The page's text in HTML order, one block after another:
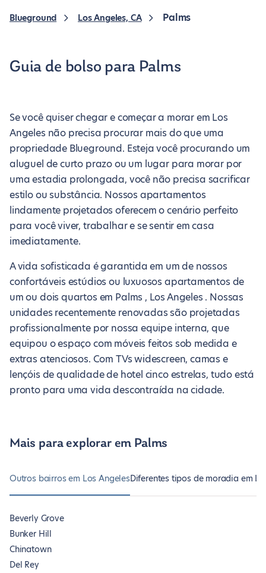
Blueground Los Angeles, CA Palms
Guia de bolso para Palms
Se você quiser chegar e começar a morar em Los
Angeles não precisa procurar mais do que uma
propriedade Blueground. Esteja você procurando um
aluguel de curto prazo ou um lugar para morar por
uma estadia prolongada, você não precisa sacrificar
estilo ou substância. Nossos apartamentos
lindamente projetados oferecem o cenário perfeito
para você viver, trabalhar e se sentir em casa
imediatamente.
A vida sofisticada é garantida em um de nossos
confortáveis estúdios ou luxuosos apartamentos de
um ou dois quartos em Palms , Los Angeles . Nossas
unidades recentemente renovadas são projetadas
profissionalmente por nossa equipe interna, que
equipou o espaço com móveis feitos sob medida e
extras atenciosos. Com TVs widescreen, camas e
lençóis de qualidade de hotel cinco estrelas, tudo está
pronto para uma vida descontraída na cidade.
Mais para explorar em Palms
Outros bairros em Los AngelesDiferentes tipos de moradia em
Beverly Grove
Bunker Hill
Chinatown
Del Rey